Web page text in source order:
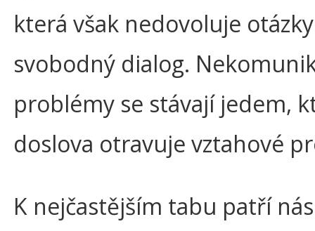
která však nedovoluje
svobodný dialog.
problémy se stávají jedem,
doslova otravuje vztahové
K nejčastějším tabu patří